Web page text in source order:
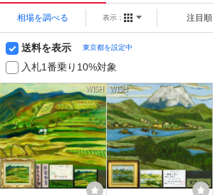
相場を調べる 表示： 注目順
送料を表示 東京都を設定中
入札1番乗り10%対象